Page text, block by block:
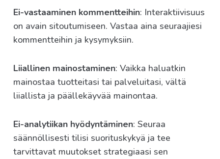
Ei-vastaaminen kommentteihin: Interaktiivisuus
on avain sitoutumiseen. Vastaa aina seuraajiesi
kommentteihin ja kysymyksiin.
Liiallinen mainostaminen: Vaikka haluatkin
mainostaa tuotteitasi tai palveluitasi, vältä
liiallista ja päällekäyvää mainontaa.
Ei-analytiikan hyödyntäminen: Seuraa
säännöllisesti tilisi suorituskykyä ja tee
tarvittavat muutokset strategiaasi sen